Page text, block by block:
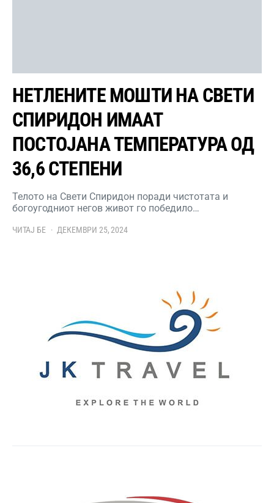
НЕТЛЕНИТЕ МОШТИ НА СВЕТИ
СПИРИДОН ИМААТ
ПОСТОЈАНА ТЕМПЕРАТУРА ОД
36,6 СТЕПЕНИ
Телото на Свети Спиридон поради чистотата и
богоугодниот негов живот го победило…
ЧИТАЈ БЕ ДЕКЕМВРИ 25, 2024